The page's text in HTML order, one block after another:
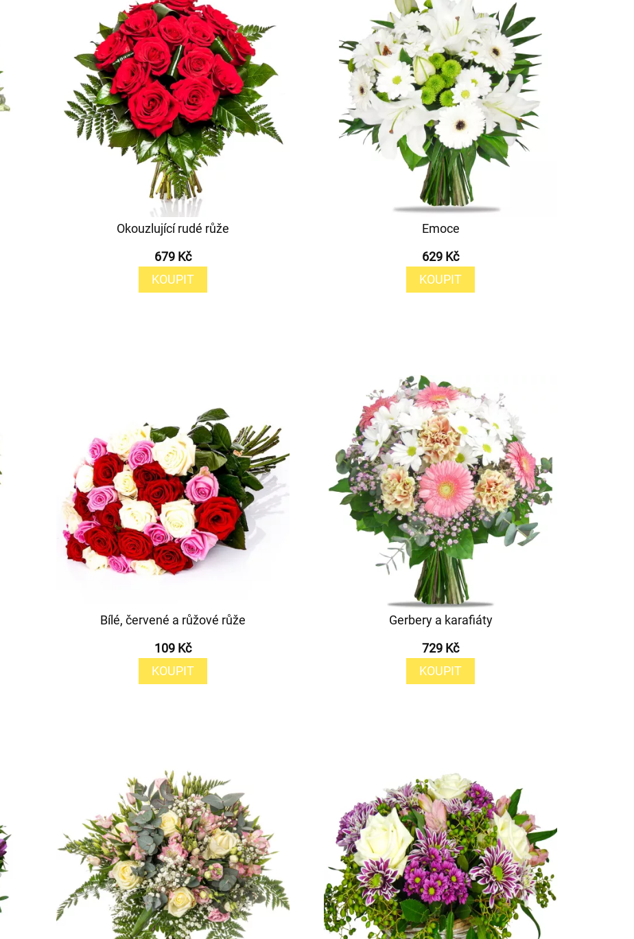
Okouzlující rudé růže
679 Kč
KOUPIT
Emoce
629 Kč
KOUPIT
Bílé, červené a růžové růže
109 Kč
KOUPIT
Gerbery a karafiáty
729 Kč
KOUPIT